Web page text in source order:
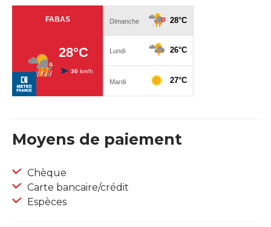
Moyens de paiement
Chèque
Carte bancaire/crédit
Espèces